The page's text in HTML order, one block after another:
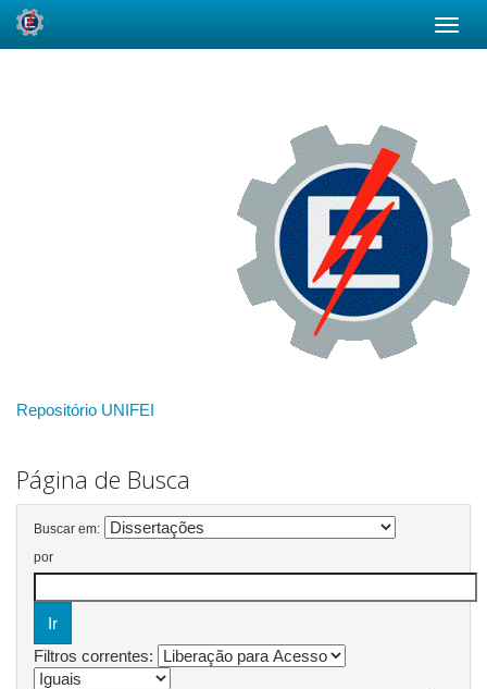
Repositório UNIFEI
Página de Busca
Buscar em:
por
Filtros correntes: